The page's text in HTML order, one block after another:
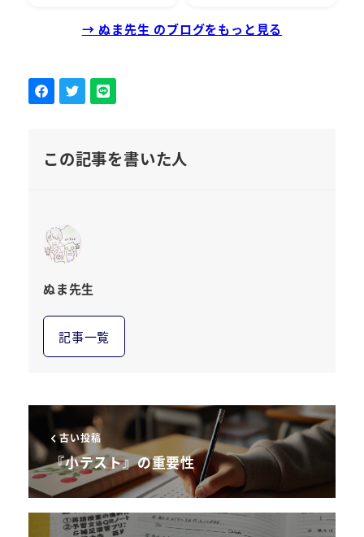
→ ぬま先生 のブログをもっと見る
この記事を書いた人
ぬま先生
記事一覧
古い投稿
『小テスト』の重要性